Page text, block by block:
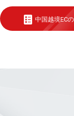
中国越境EC